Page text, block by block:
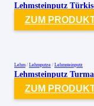
Lehmsteinputz
ZUM
Lehm / Lehmputze / Lehmsteinputz
Lehmsteinputz
ZUM